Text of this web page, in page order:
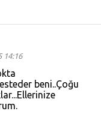
14:16
beni..Çoğu